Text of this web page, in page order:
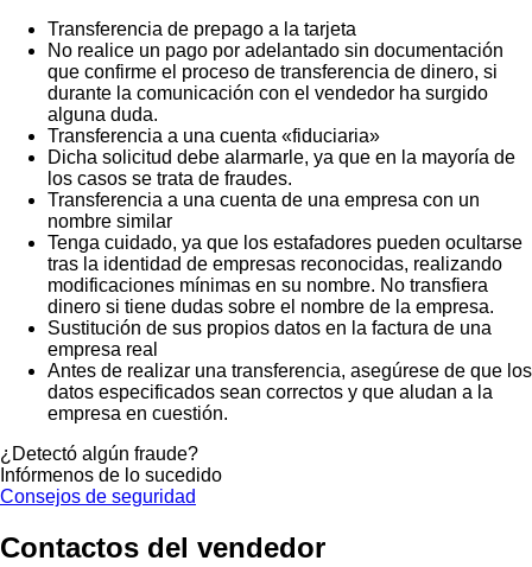
Transferencia de prepago a la tarjeta
No realice un pago por adelantado sin documentación
que confirme el proceso de transferencia de dinero, si
durante la comunicación con el vendedor ha surgido
alguna duda.
Transferencia a una cuenta «fiduciaria»
Dicha solicitud debe alarmarle, ya que en la mayoría de
los casos se trata de fraudes.
Transferencia a una cuenta de una empresa con un
nombre similar
Tenga cuidado, ya que los estafadores pueden ocultarse
tras la identidad de empresas reconocidas, realizando
modificaciones mínimas en su nombre. No transfiera
dinero si tiene dudas sobre el nombre de la empresa.
Sustitución de sus propios datos en la factura de una
empresa real
Antes de realizar una transferencia, asegúrese de que los
datos especificados sean correctos y que aludan a la
empresa en cuestión.
¿Detectó algún fraude?
Infórmenos de lo sucedido
Consejos de seguridad
Contactos del vendedor